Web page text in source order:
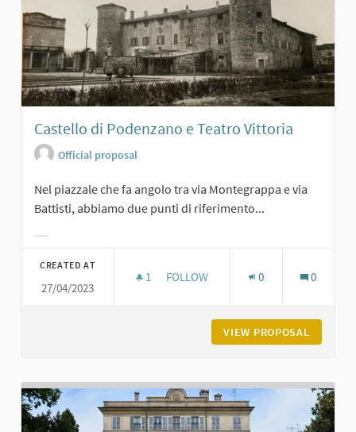
Castello di Podenzano e Teatro Vittoria
Official proposal
Nel piazzale che fa angolo tra via Montegrappa e via
Battisti, abbiamo due punti di riferimento...
CREATED AT
27/04/2023
1 1 FOLLOWER
FOLLOW 0 0
VIEW PROPOSAL